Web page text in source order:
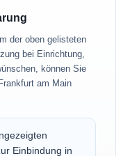
der oben gelisteten
bei Einrichtung,
können Sie
am Main
Einbindung in